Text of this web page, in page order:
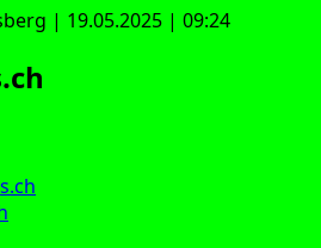
| 19.05.2025 | 09:24